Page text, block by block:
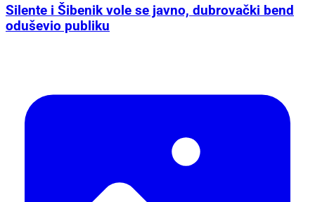
Silente i Šibenik vole se javno, dubrovački bend
oduševio publiku